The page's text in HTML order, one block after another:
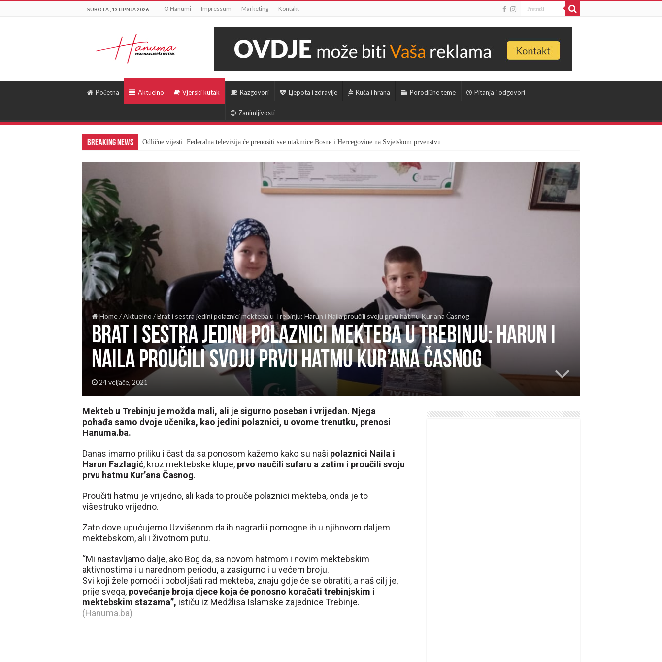
SUBOTA , 13 LIPNJA 2026 O Hanumi Impressum Marketing Kontakt
Početna Aktuelno Vjerski kutak Razgovori Ljepota i zdravlje Kuća i hrana Porodične teme Pitanja i odgovori
Zanimljivosti
Breaking News Odlične vijesti: Federalna televizija će prenositi sve utakmice Bosne i Hercegovine na Svjetskom prvenstvu
Home/Aktuelno /Brat i sestra jedini polaznici mekteba u Trebinju: Harun i Naila proučili svoju prvu hatmu Kur’ana Časnog
Brat i sestra jedini polaznici mekteba u Trebinju: Harun i
Naila proučili svoju prvu hatmu Kur’ana Časnog
24 veljače, 2021
Mekteb u Trebinju je možda mali, ali je sigurno poseban i vrijedan. Njega
pohađa samo dvoje učenika, kao jedini polaznici, u ovome trenutku, prenosi
Hanuma.ba.
Danas imamo priliku i čast da sa ponosom kažemo kako su naši polaznici Naila i
Harun Fazlagić, kroz mektebske klupe, prvo naučili sufaru a zatim i proučili svoju
prvu hatmu Kur’ana Časnog.
Proučiti hatmu je vrijedno, ali kada to prouče polaznici mekteba, onda je to
višestruko vrijedno.
Zato dove upućujemo Uzvišenom da ih nagradi i pomogne ih u njihovom daljem
mektebskom, ali i životnom putu.
“Mi nastavljamo dalje, ako Bog da, sa novom hatmom i novim mektebskim
aktivnostima i u narednom periodu, a zasigurno i u većem broju.
Svi koji žele pomoći i poboljšati rad mekteba, znaju gdje će se obratiti, a naš cilj je,
prije svega, povećanje broja djece koja će ponosno koračati trebinjskim i
mektebskim stazama”, ističu iz Medžlisa Islamske zajednice Trebinje.
(Hanuma.ba)